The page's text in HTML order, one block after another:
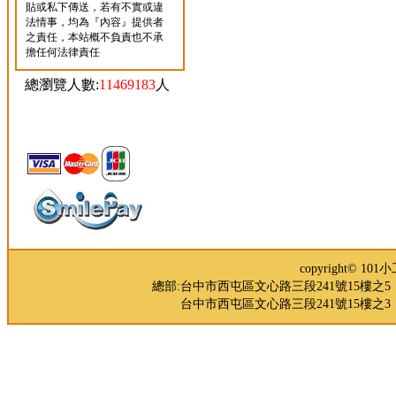
貼或私下傳送，若有不實或違
法情事，均為『內容』提供者
之責任，本站概不負責也不承
擔任何法律責任
總瀏覽人數:11469183人
copyright© 101
總部:台中市西屯區文心路三段241號15樓之
台中市西屯區文心路三段241號15樓